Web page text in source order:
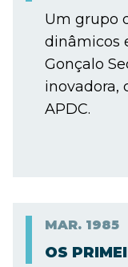
Um grupo
dinâmicos
Gonçalo
inovadora,
APDC.
MAR. 1985
OS